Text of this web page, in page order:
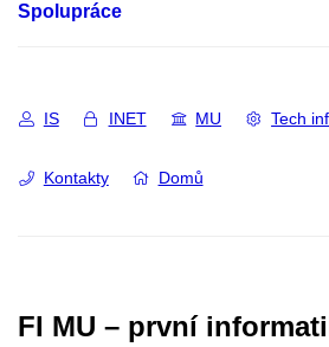
Spolupráce
IS INET MU Tech
Kontakty Domů
FI MU – první